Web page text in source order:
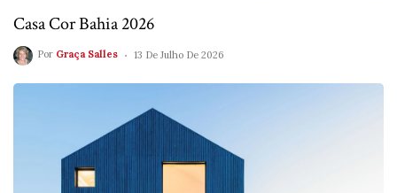
Casa Cor Bahia 2026
Por Graça Salles 13 De Julho De 2026